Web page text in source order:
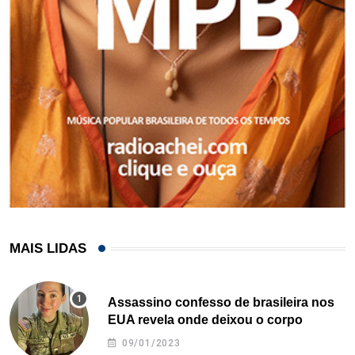
MAIS LIDAS
Assassino confesso de brasileira nos
EUA revela onde deixou o corpo
09/01/2023